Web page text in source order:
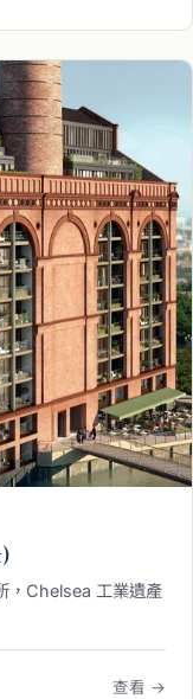
，Chelsea 工業遺產
查看 →